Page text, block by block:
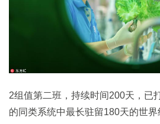
2组值第二班，持续时间200天，已
的同类系统中最长驻留180天的世界